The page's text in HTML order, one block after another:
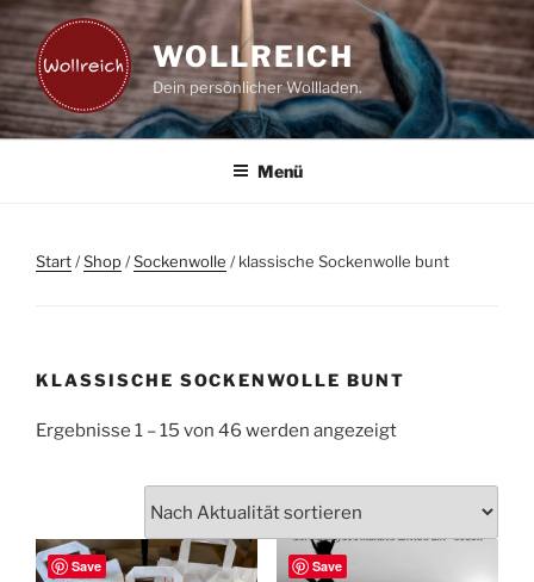
Zum
Inhalt
springen
WOLLREICH
Dein persönlicher Wollladen.
Menü
Start/Shop/Sockenwolle / klassische Sockenwolle bunt
KLASSISCHE SOCKENWOLLE BUNT
Ergebnisse 1 – 15 von 46 werden angezeigtNach
sortiert
Save Save